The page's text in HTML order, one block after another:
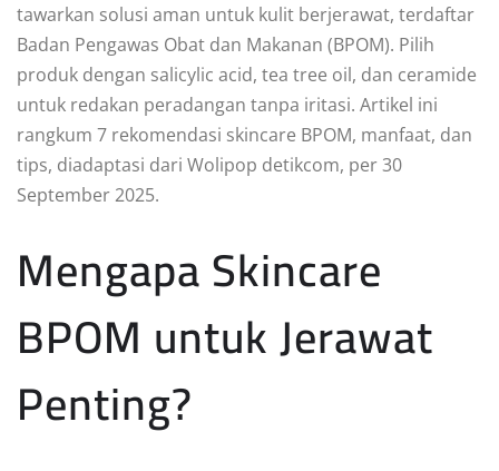
tawarkan solusi aman untuk kulit berjerawat, terdaftar
Badan Pengawas Obat dan Makanan (BPOM). Pilih
produk dengan salicylic acid, tea tree oil, dan ceramide
untuk redakan peradangan tanpa iritasi. Artikel ini
rangkum 7 rekomendasi skincare BPOM, manfaat, dan
tips, diadaptasi dari Wolipop detikcom, per 30
September 2025.
Mengapa Skincare
BPOM untuk Jerawat
Penting?